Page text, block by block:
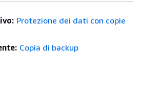
Protezione dei dati con copie
Copia di backup